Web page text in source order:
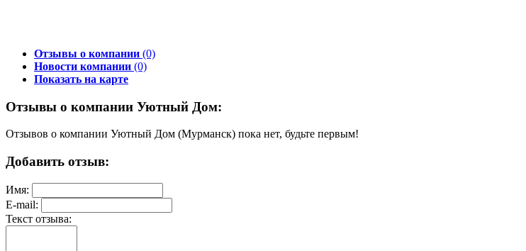
Отзывы о компании (0)
Новости компании (0)
Показать на карте
Отзывы о компании Уютный Дом:
Отзывов о компании Уютный Дом (Мурманск) пока нет, будьте первым!
Добавить отзыв:
Имя:
E-mail:
Текст отзыва: